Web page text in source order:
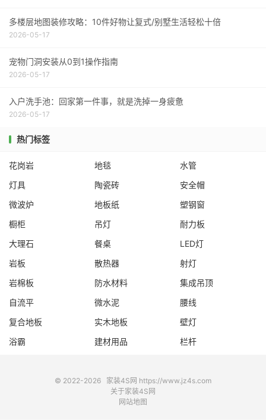
多楼层地图装修攻略：10件好物让复式/别墅生活轻松十倍
2026-05-17
宠物门洞安装从0到1操作指南
2026-05-17
入户洗手池：回家第一件事，就是洗掉一身疲惫
2026-05-17
热门标签
花岗岩 地毯
水管
灯具
陶瓷砖
安全帽
微波炉
地板纸
塑钢窗
橱柜
吊灯
耐力板
大理石
餐桌
LED灯
岩板
散热器
射灯
岩棉板
防水材料
集成吊顶
自流平
微水泥
腰线
复合地板
实木地板
壁灯
浴霸
建材用品 栏杆
© 2022-2026 家装4S网 https://www.jz4s.com
关于家装4S网
网站地图